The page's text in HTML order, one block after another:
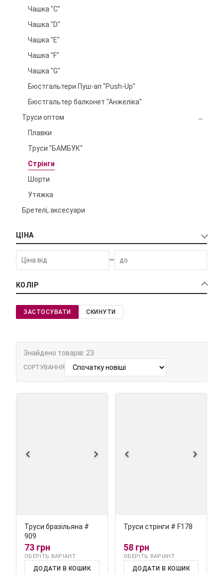
Чашка "C"
Чашка "D"
Чашка "E"
Чашка "F"
Чашка "G"
Бюстгальтери Пуш-ап "Push-Up"
Бюстгальтер балконет "Анжеліка"
Труси оптом
Плавки
Труси "БАМБУК"
Стрінги
Шорти
Утяжка
Бретелі, аксесуари
ЦІНА
—
КОЛІР
ЗАСТОСУВАТИ СКИНУТИ
Знайдено товарів: 23
СОРТУВАННЯ
Труси бразільяна #
909
73 грн
ОБЕРІТЬ ВАРІАНТ
ДОДАТИ В КОШИК
Труси стрінги # F178
58 грн
ОБЕРІТЬ ВАРІАНТ
ДОДАТИ В КОШИК